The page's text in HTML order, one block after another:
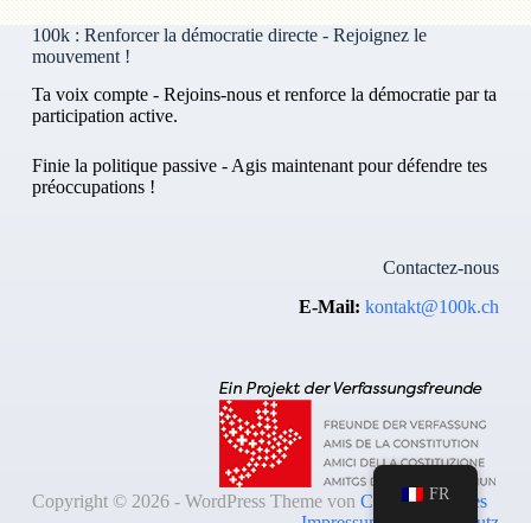
100k : Renforcer la démocratie directe - Rejoignez le
mouvement !
Ta voix compte - Rejoins-nous et renforce la démocratie par ta
participation active.
Finie la politique passive - Agis maintenant pour défendre tes
préoccupations !
Contactez-nous
E-Mail:kontakt@100k.ch
Copyright © 2026 - WordPress Theme von Creative Themes
FR